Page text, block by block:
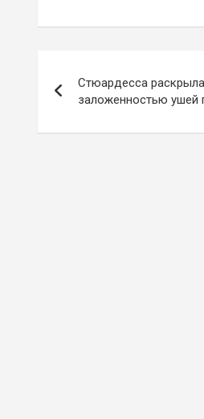
по
записям
Стюардесса
заложенностью ушей